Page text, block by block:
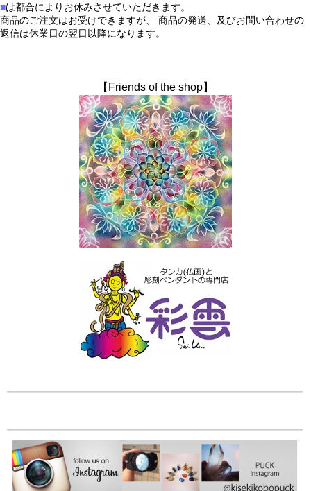
■は都合によりお休みさせていただきます。
商品のご注文はお受けできますが、 商品の発送、及びお問い合わせの
返信は休業日の翌日以降になります。
【Friends of the shop】